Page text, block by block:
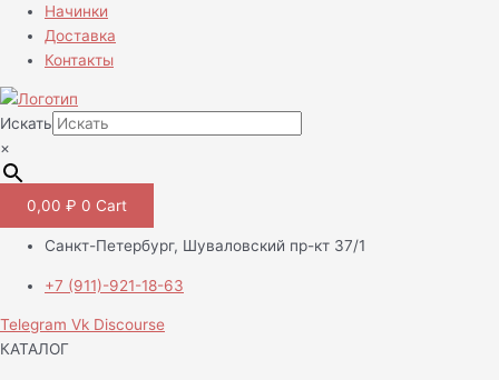
Начинки
Доставка
Контакты
Искать
×
0,00 ₽ 0 Cart
Санкт-Петербург, Шуваловский пр-кт 37/1
+7 (911)-921-18-63
Telegram Vk Discourse
КАТАЛОГ